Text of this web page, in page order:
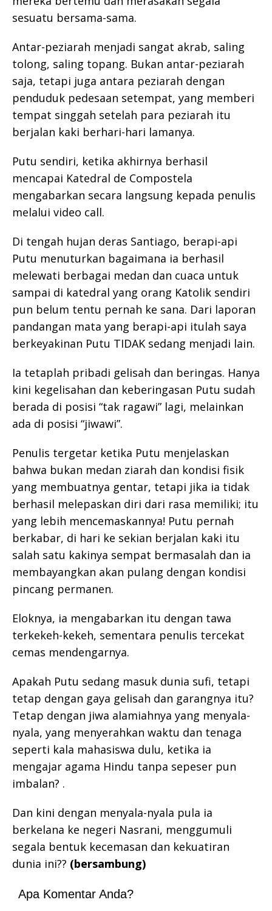
sesuatu bersama-sama.
Antar-peziarah menjadi sangat akrab, saling
tolong, saling topang. Bukan antar-peziarah
saja, tetapi juga antara peziarah dengan
penduduk pedesaan setempat, yang memberi
tempat singgah setelah para peziarah itu
berjalan kaki berhari-hari lamanya.
Putu sendiri, ketika akhirnya berhasil
mencapai Katedral de Compostela
mengabarkan secara langsung kepada penulis
melalui video call.
Di tengah hujan deras Santiago, berapi-api
Putu menuturkan bagaimana ia berhasil
melewati berbagai medan dan cuaca untuk
sampai di katedral yang orang Katolik sendiri
pun belum tentu pernah ke sana. Dari laporan
pandangan mata yang berapi-api itulah saya
berkeyakinan Putu TIDAK sedang menjadi lain.
Ia tetaplah pribadi gelisah dan beringas. Hanya
kini kegelisahan dan keberingasan Putu sudah
berada di posisi “tak ragawi” lagi, melainkan
ada di posisi “jiwawi”.
Penulis tergetar ketika Putu menjelaskan
bahwa bukan medan ziarah dan kondisi fisik
yang membuatnya gentar, tetapi jika ia tidak
berhasil melepaskan diri dari rasa memiliki; itu
yang lebih mencemaskannya! Putu pernah
berkabar, di hari ke sekian berjalan kaki itu
salah satu kakinya sempat bermasalah dan ia
membayangkan akan pulang dengan kondisi
pincang permanen.
Eloknya, ia mengabarkan itu dengan tawa
terkekeh-kekeh, sementara penulis tercekat
cemas mendengarnya.
Apakah Putu sedang masuk dunia sufi, tetapi
tetap dengan gaya gelisah dan garangnya itu?
Tetap dengan jiwa alamiahnya yang menyala-
nyala, yang menyerahkan waktu dan tenaga
seperti kala mahasiswa dulu, ketika ia
mengajar agama Hindu tanpa sepeser pun
imbalan? .
Dan kini dengan menyala-nyala pula ia
berkelana ke negeri Nasrani, menggumuli
segala bentuk kecemasan dan kekuatiran
dunia ini?? (bersambung)
Apa Komentar Anda?